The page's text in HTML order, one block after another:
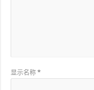
显示名称*